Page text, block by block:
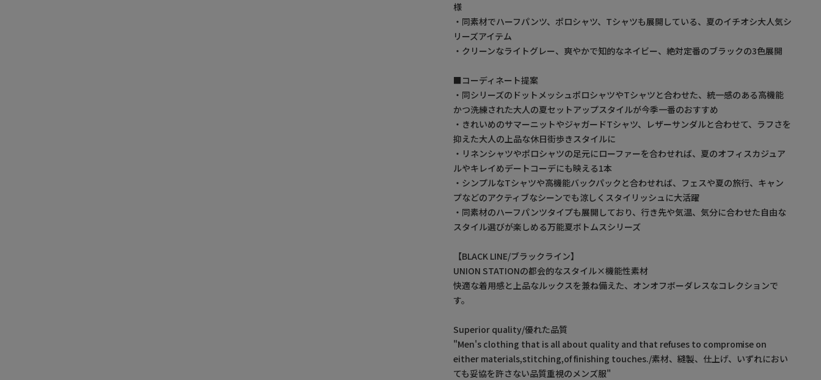
様
・同素材でハーフパンツ、ポロシャツ、Tシャツも展開している、夏のイチオシ大人気シ
リーズアイテム
・クリーンなライトグレー、爽やかで知的なネイビー、絶対定番のブラックの3色展開
■コーディネート提案
・同シリーズのドットメッシュポロシャツやTシャツと合わせた、統一感のある高機能
かつ洗練された大人の夏セットアップスタイルが今季一番のおすすめ
・きれいめのサマーニットやジャガードTシャツ、レザーサンダルと合わせて、ラフさを
抑えた大人の上品な休日街歩きスタイルに
・リネンシャツやポロシャツの足元にローファーを合わせれば、夏のオフィスカジュア
ルやキレイめデートコーデにも映える1本
・シンプルなTシャツや高機能バックパックと合わせれば、フェスや夏の旅行、キャン
プなどのアクティブなシーンでも涼しくスタイリッシュに大活躍
・同素材のハーフパンツタイプも展開しており、行き先や気温、気分に合わせた自由な
スタイル選びが楽しめる万能夏ボトムスシリーズ
【BLACK LINE/ブラックライン】
UNION STATIONの都会的なスタイル×機能性素材
快適な着用感と上品なルックスを兼ね備えた、オンオフボーダレスなコレクションで
す。
Superior quality/優れた品質
"Men's clothing that is all about quality and that refuses to compromise on
either materials,stitching,of finishing touches./素材、縫製、仕上げ、いずれにおい
ても妥協を許さない品質重視のメンズ服"